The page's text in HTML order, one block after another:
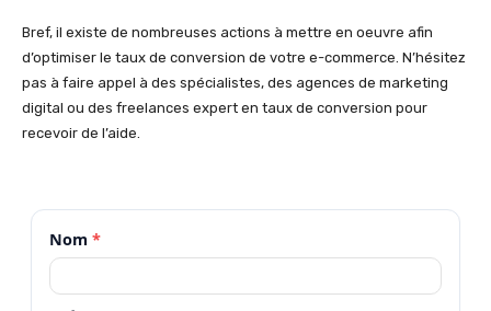
Bref, il existe de nombreuses actions à mettre en oeuvre afin
d’optimiser le taux de conversion de votre e-commerce. N’hésitez
pas à faire appel à des spécialistes, des agences de marketing
digital ou des freelances expert en taux de conversion pour
recevoir de l’aide.
Nom *